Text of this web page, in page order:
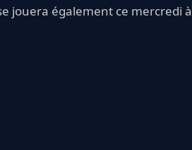
jouera également ce mercredi à